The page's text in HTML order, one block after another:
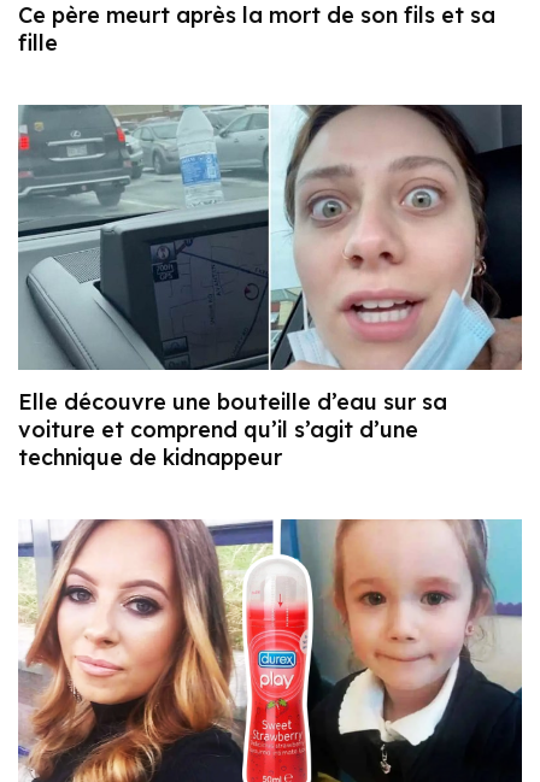
Ce père meurt après la mort de son fils et sa
fille
Elle découvre une bouteille d’eau sur sa
voiture et comprend qu’il s’agit d’une
technique de kidnappeur